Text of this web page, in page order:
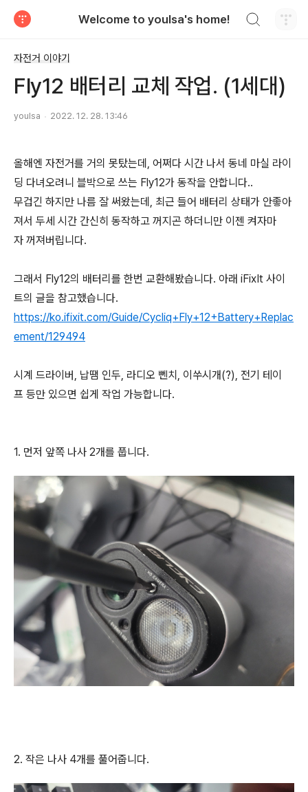
Welcome to youlsa's home!
자전거 이야기
Fly12 배터리 교체 작업. (1세대)
youlsa 2022. 12. 28. 13:46
올해엔 자전거를 거의 못탔는데, 어쩌다 시간 나서 동네 마실 라이
딩 다녀오려니 블박으로 쓰는 Fly12가 동작을 안합니다..
무겁긴 하지만 나름 잘 써왔는데, 최근 들어 배터리 상태가 안좋아
져서 두세 시간 간신히 동작하고 꺼지곤 하더니만 이젠 켜자마
자 꺼져버립니다.
그래서 Fly12의 배터리를 한번 교환해봤습니다. 아래 iFixIt 사이
트의 글을 참고했습니다.
https://ko.ifixit.com/Guide/Cycliq+Fly+12+Battery+Replac
ement/129494
시계 드라이버, 납땜 인두, 라디오 뻰치, 이쑤시개(?), 전기 테이
프 등만 있으면 쉽게 작업 가능합니다.
1. 먼저 앞쪽 나사 2개를 풉니다.
2. 작은 나사 4개를 풀어줍니다.